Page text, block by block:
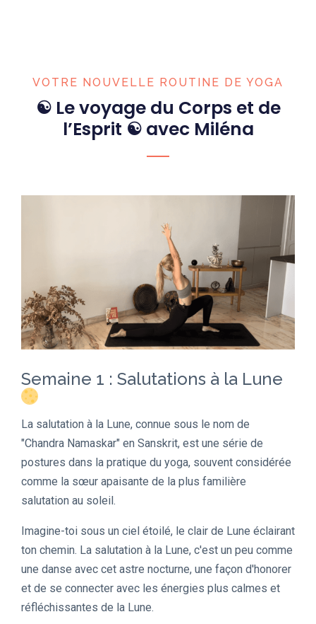
VOTRE NOUVELLE ROUTINE DE YOGA
☯ Le voyage du Corps et de
l’Esprit ☯ avec Miléna
Semaine 1 : Salutations à la Lune
La salutation à la Lune, connue sous le nom de
"Chandra Namaskar" en Sanskrit, est une série de
postures dans la pratique du yoga, souvent considérée
comme la sœur apaisante de la plus familière
salutation au soleil.
Imagine-toi sous un ciel étoilé, le clair de Lune éclairant
ton chemin. La salutation à la Lune, c'est un peu comme
une danse avec cet astre nocturne, une façon d'honorer
et de se connecter avec les énergies plus calmes et
réfléchissantes de la Lune.